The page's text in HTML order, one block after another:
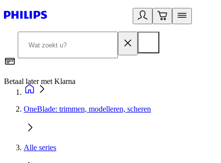
Betaal later met Klarna
OneBlade: trimmen, modelleren, scheren
Alle series